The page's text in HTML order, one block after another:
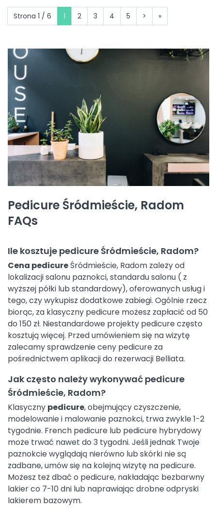
Strona 1 / 6 1 2 3 4 5 > »
Pedicure Śródmieście, Radom
FAQs
Ile kosztuje pedicure Śródmieście, Radom?
Cena pedicureŚródmieście, Radom zależy od
lokalizacji salonu paznokci, standardu salonu ( z
wyższej półki lub standardowy), oferowanych usług i
tego, czy wykupisz dodatkowe zabiegi. Ogólnie rzecz
biorąc, za klasyczny pedicure możesz zapłacić od 50
do 150 zł. Niestandardowe projekty pedicure często
kosztują więcej. Przed umówieniem się na wizytę
zalecamy sprawdzenie ceny pedicure za
pośrednictwem aplikacji do rezerwacji Belliata.
Jak często należy wykonywać pedicure
Śródmieście, Radom?
Klasyczny pedicure, obejmujący czyszczenie,
modelowanie i malowanie paznokci, trwa zwykle 1-2
tygodnie. French pedicure lub pedicure hybrydowy
może trwać nawet do 3 tygodni. Jeśli jednak Twoje
paznokcie wyglądają nierówno lub skórki nie są
zadbane, umów się na kolejną wizytę na pedicure.
Możesz też dbać o pedicure, nakładając bezbarwny
lakier co 7-10 dni lub naprawiając drobne odpryski
lakierem bazowym.